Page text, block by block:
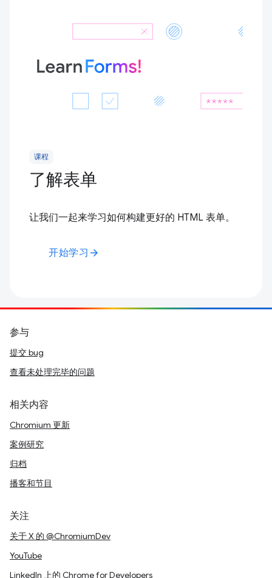
课程
了解表单
让我们一起来学习如何构建更好的 HTML 表单。
开始学习 arrow_forward
参与
提交 bug
查看未处理完毕的问题
相关内容
Chromium 更新
案例研究
归档
播客和节目
关注
关于 X 的 @ChromiumDev
YouTube
LinkedIn 上的 Chrome for Developers